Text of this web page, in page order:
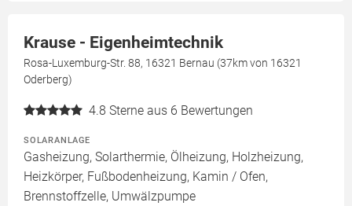
Krause - Eigenheimtechnik
Rosa-Luxemburg-Str. 88, 16321 Bernau (37km von 16321
Oderberg)
4.8 Sterne aus 6 Bewertungen
SOLARANLAGE
Gasheizung, Solarthermie, Ölheizung, Holzheizung,
Heizkörper, Fußbodenheizung, Kamin / Ofen,
Brennstoffzelle, Umwälzpumpe